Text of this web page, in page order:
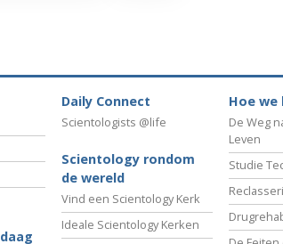
Daily Connect
Scientologists @life
Scientology rondom
de wereld
Vind een Scientology Kerk
Ideale Scientology Kerken
Hoe we
De Weg
Leven
Studie